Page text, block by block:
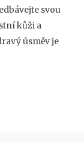
svou
kůži a
úsměv je